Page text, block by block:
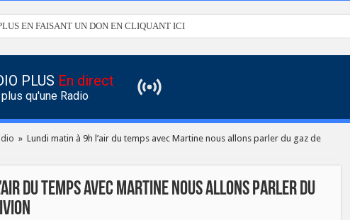
EN FAISANT UN DON EN CLIQUANT ICI
PLUS En direct
qu'une Radio
» Lundi matin à 9h l’air du temps avec Martine nous allons parler du gaz de
du temps avec Martine nous allons parler du